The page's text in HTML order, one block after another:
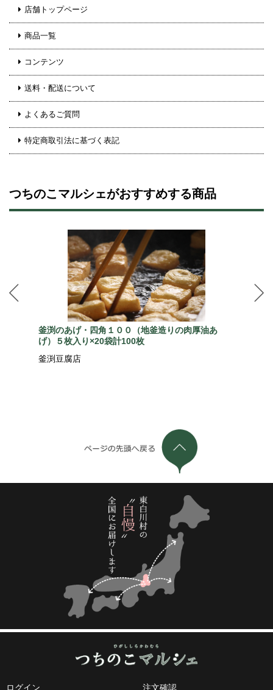
店舗トップページ
商品一覧
コンテンツ
送料・配送について
よくあるご質問
特定商取引法に基づく表記
つちのこマルシェがおすすめする商品
釜渕のあげ・四角１００（地釜造りの肉厚油あ
げ）５枚入り×20袋計100枚
釜渕豆腐店
ログイン 注文確認